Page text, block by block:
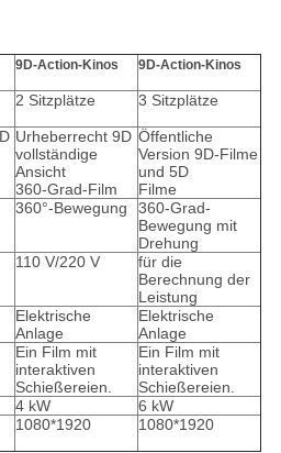
9D-Action-Kinos 9D-Action-Kinos
2 Sitzplätze 3 Sitzplätze
Urheberrecht 9D
vollständige
Ansicht
360-Grad-Film
Öffentliche
Version 9D-Filme
und 5D
Filme
360°-Bewegung
360-Grad-
Bewegung mit
Drehung
110 V/220 V
für die
Berechnung der
Leistung
Elektrische
Anlage
Elektrische
Anlage
Ein Film mit
interaktiven
Schießereien.
Ein Film mit
interaktiven
Schießereien.
4 kW
6 kW
1080*1920 1080*1920